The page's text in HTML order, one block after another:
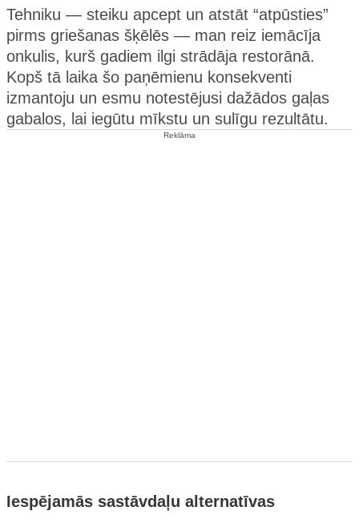
Tehniku — steiku apcept un atstāt “atpūsties”
pirms griešanas šķēlēs — man reiz iemācīja
onkulis, kurš gadiem ilgi strādāja restorānā.
Kopš tā laika šo paņēmienu konsekventi
izmantoju un esmu notestējusi dažādos gaļas
gabalos, lai iegūtu mīkstu un sulīgu rezultātu.
Reklāma
Iespējamās sastāvdaļu alternatīvas